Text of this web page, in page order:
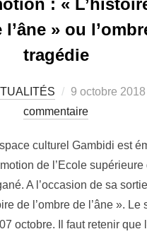
: «
l’âne » ou
tragédie
9 octobre 2018
commentaire
culturel Gambidi est
de l’Ecole supérieure
A l’occasion de sa
de l’ombre de l’âne ». Le
octobre. Il faut retenir que